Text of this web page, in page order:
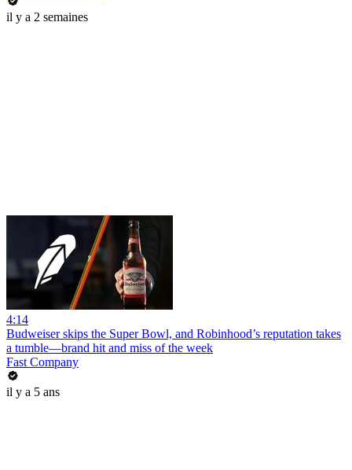
il y a 2 semaines
4:14
Budweiser skips the Super Bowl, and Robinhood’s reputation takes
a tumble—brand hit and miss of the week
Fast Company
il y a 5 ans